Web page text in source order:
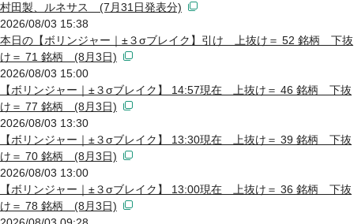
村田製、ルネサス (7月31日発表分)
2026/08/03 15:38
本日の【ボリンジャー｜±３σブレイク】引け 上抜け＝ 52 銘柄 下抜
け＝ 71 銘柄 (8月3日)
2026/08/03 15:00
【ボリンジャー｜±３σブレイク】 14:57現在 上抜け＝ 46 銘柄 下抜
け＝ 77 銘柄 (8月3日)
2026/08/03 13:30
【ボリンジャー｜±３σブレイク】 13:30現在 上抜け＝ 39 銘柄 下抜
け＝ 70 銘柄 (8月3日)
2026/08/03 13:00
【ボリンジャー｜±３σブレイク】 13:00現在 上抜け＝ 36 銘柄 下抜
け＝ 78 銘柄 (8月3日)